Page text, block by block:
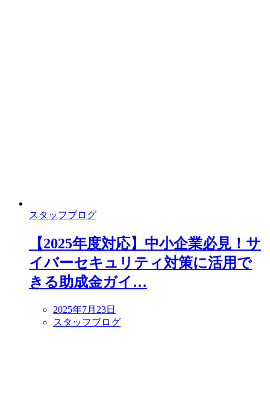
スタッフブログ
【2025年度対応】中小企業必見！サ
イバーセキュリティ対策に活用で
きる助成金ガイ…
2025年7月23日
スタッフブログ